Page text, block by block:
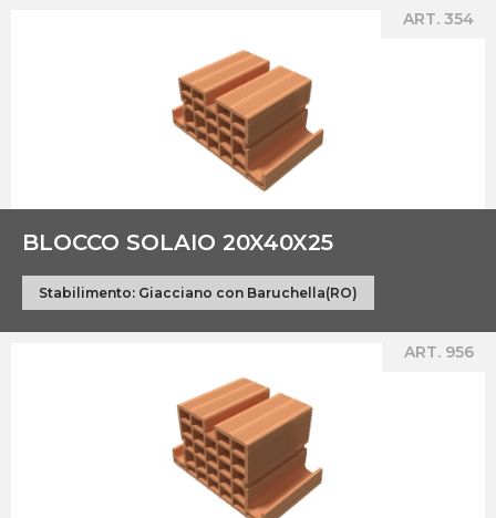
ART. 354
BLOCCO SOLAIO 20X40X25
Stabilimento: Giacciano con Baruchella(RO)
ART. 956